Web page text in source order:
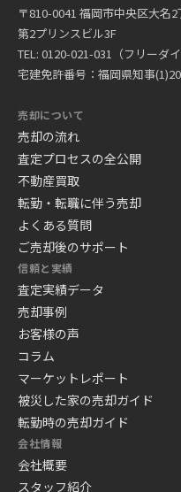
〒810-0041 福岡市中央区大名
第2プリンスビル3F
TEL: 0120-021-031（フリーダイ
宅建免許番号：福岡県知事
売却について
売却の流れ
査定プロセスの全公開
不動産買取
転勤・転職に伴う売却
よくある質問
ご売却後のサポート
信頼と実績
査定実績データ
売却事例
お客様の声
コラム
マーケットレポート
被災した家の売却ガイド
転勤時の売却ガイド
会社情報
会社概要
スタッフ紹介